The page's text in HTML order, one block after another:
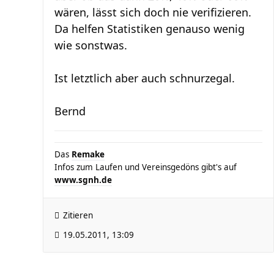
wären, lässt sich doch nie verifizieren.
Da helfen Statistiken genauso wenig
wie sonstwas.
Ist letztlich aber auch schnurzegal.
Bernd
Das Remake
Infos zum Laufen und Vereinsgedöns gibt's auf
www.sgnh.de
Zitieren
19.05.2011, 13:09